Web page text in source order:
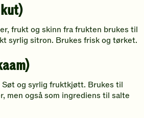
frukt og skinn fra frukten brukes til
syrlig sitron. Brukes frisk og tørket.
og syrlig fruktkjøtt. Brukes til
men også som ingrediens til salte